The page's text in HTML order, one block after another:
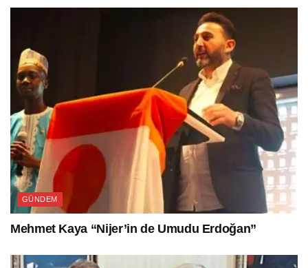
GÜNDEM
Mehmet Kaya “Nijer’in de Umudu Erdoğan”